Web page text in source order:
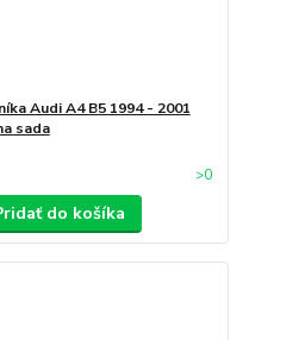
Audi A4 B5 1994 - 2001
sada
>0
do košíka